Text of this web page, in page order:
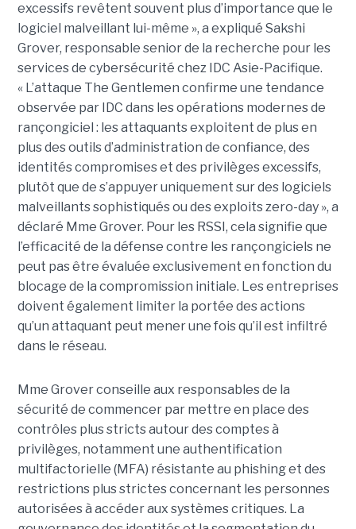
excessifs revêtent souvent plus d’importance que le
logiciel malveillant lui-même », a expliqué Sakshi
Grover, responsable senior de la recherche pour les
services de cybersécurité chez IDC Asie-Pacifique.
« L’attaque The Gentlemen confirme une tendance
observée par IDC dans les opérations modernes de
rançongiciel : les attaquants exploitent de plus en
plus des outils d’administration de confiance, des
identités compromises et des privilèges excessifs,
plutôt que de s’appuyer uniquement sur des logiciels
malveillants sophistiqués ou des exploits zero-day », a
déclaré Mme Grover. Pour les RSSI, cela signifie que
l’efficacité de la défense contre les rançongiciels ne
peut pas être évaluée exclusivement en fonction du
blocage de la compromission initiale. Les entreprises
doivent également limiter la portée des actions
qu’un attaquant peut mener une fois qu’il est infiltré
dans le réseau.
Mme Grover conseille aux responsables de la
sécurité de commencer par mettre en place des
contrôles plus stricts autour des comptes à
privilèges, notamment une authentification
multifactorielle (MFA) résistante au phishing et des
restrictions plus strictes concernant les personnes
autorisées à accéder aux systèmes critiques. La